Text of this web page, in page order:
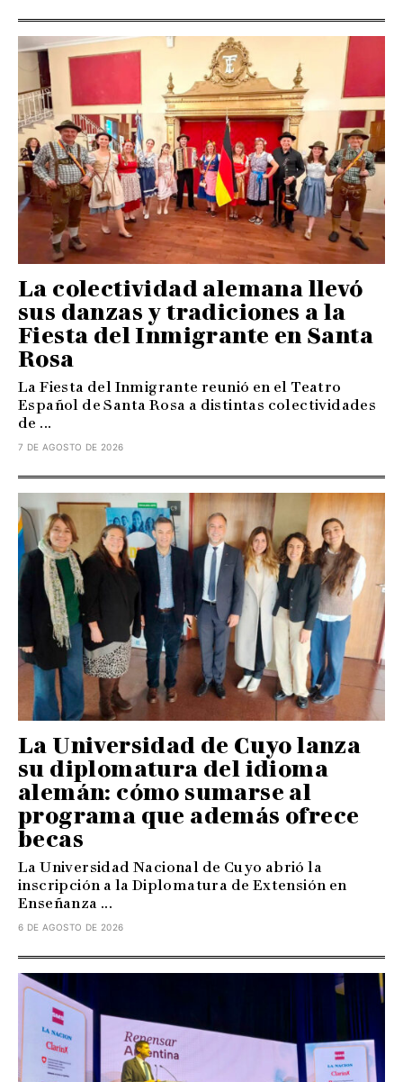
La colectividad alemana llevó
sus danzas y tradiciones a la
Fiesta del Inmigrante en Santa
Rosa
La Fiesta del Inmigrante reunió en el Teatro
Español de Santa Rosa a distintas colectividades
de ...
7 DE AGOSTO DE 2026
La Universidad de Cuyo lanza
su diplomatura del idioma
alemán: cómo sumarse al
programa que además ofrece
becas
La Universidad Nacional de Cuyo abrió la
inscripción a la Diplomatura de Extensión en
Enseñanza ...
6 DE AGOSTO DE 2026